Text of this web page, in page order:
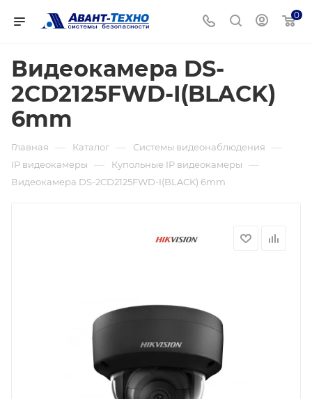
0
Видеокамера DS-
2CD2125FWD-I(BLACK)
6mm
Главная — Каталог — Системы видеонаблюдения —
IP видеокамеры — Купольные IP видеокамеры —
Видеокамера DS-2CD2125FWD-I(BLACK) 6mm